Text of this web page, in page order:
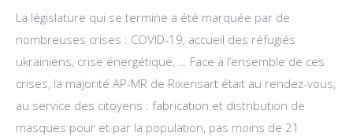
La législature qui se termine a été marquée par de
nombreuses crises : COVID-19, accueil des réfugiés
ukrainiens, crise énergétique, … Face à l’ensemble de ces
crises, la majorité AP-MR de Rixensart était au rendez-vous,
au service des citoyens : fabrication et distribution de
masques pour et par la population, pas moins de 21